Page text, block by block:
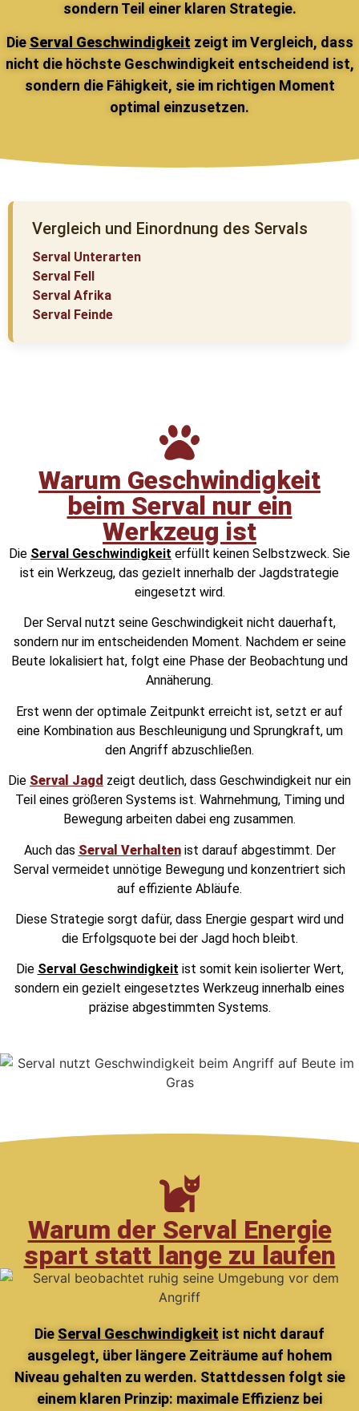
sondern Teil einer klaren Strategie.
Die Serval Geschwindigkeit zeigt im Vergleich, dass
nicht die höchste Geschwindigkeit entscheidend ist,
sondern die Fähigkeit, sie im richtigen Moment
optimal einzusetzen.
Vergleich und Einordnung des Servals
Serval Unterarten
Serval Fell
Serval Afrika
Serval Feinde
Warum Geschwindigkeit
beim Serval nur ein
Werkzeug ist
Die Serval Geschwindigkeit erfüllt keinen Selbstzweck. Sie
ist ein Werkzeug, das gezielt innerhalb der Jagdstrategie
eingesetzt wird.
Der Serval nutzt seine Geschwindigkeit nicht dauerhaft,
sondern nur im entscheidenden Moment. Nachdem er seine
Beute lokalisiert hat, folgt eine Phase der Beobachtung und
Annäherung.
Erst wenn der optimale Zeitpunkt erreicht ist, setzt er auf
eine Kombination aus Beschleunigung und Sprungkraft, um
den Angriff abzuschließen.
Die Serval Jagd zeigt deutlich, dass Geschwindigkeit nur ein
Teil eines größeren Systems ist. Wahrnehmung, Timing und
Bewegung arbeiten dabei eng zusammen.
Auch das Serval Verhaltenist darauf abgestimmt. Der
Serval vermeidet unnötige Bewegung und konzentriert sich
auf effiziente Abläufe.
Diese Strategie sorgt dafür, dass Energie gespart wird und
die Erfolgsquote bei der Jagd hoch bleibt.
Die Serval Geschwindigkeit ist somit kein isolierter Wert,
sondern ein gezielt eingesetztes Werkzeug innerhalb eines
präzise abgestimmten Systems.
Warum der Serval Energie
spart statt lange zu laufen
Die Serval Geschwindigkeit ist nicht darauf
ausgelegt, über längere Zeiträume auf hohem
Niveau gehalten zu werden. Stattdessen folgt sie
einem klaren Prinzip: maximale Effizienz bei